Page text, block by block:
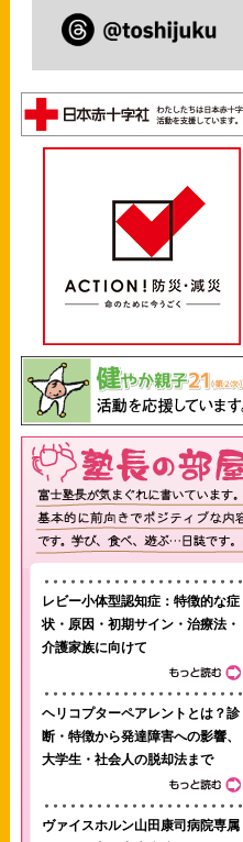
レビー小体型認知症：特徴的な症
状・原因・初期サイン・治療法・
介護家族に向けて
ヘリコプターペアレントとは？診
断・特徴から発達障害への影響、
大学生・社会人の脱却法まで
ヴァイスホルン山田康司病院専属